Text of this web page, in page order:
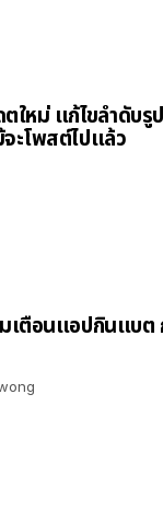
ใหม่ แก้ไขลำดับรู
ะโพสต์ไปแล้ว
เตือนแอปกินแบต